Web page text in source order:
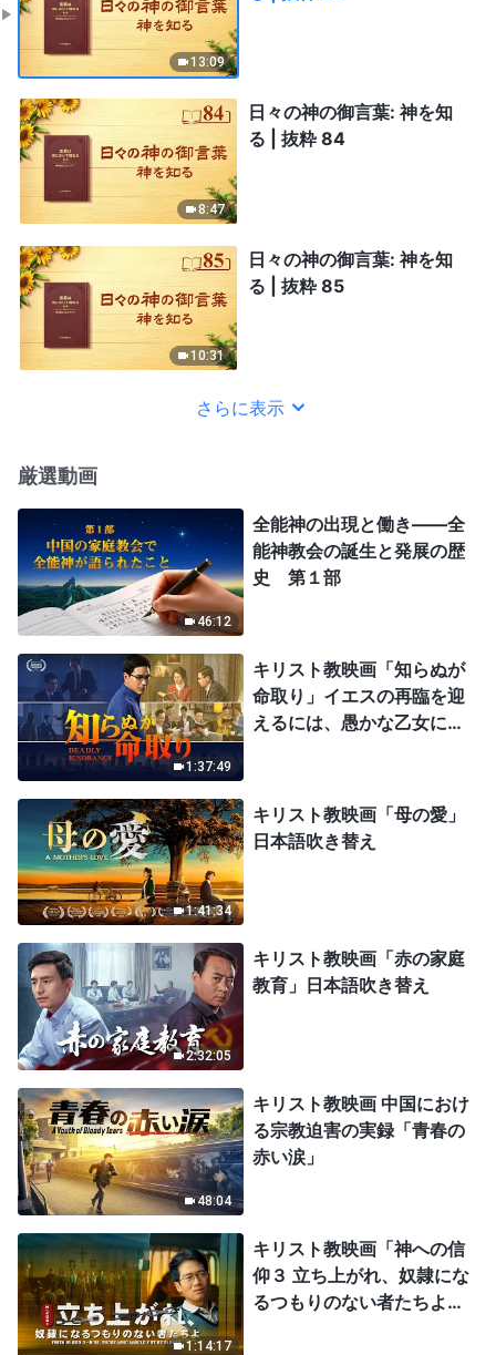
13:09
8:47
日々の神の御言葉: 神を知
る | 抜粋 84
10:31
日々の神の御言葉: 神を知
る | 抜粋 85
さらに表示
厳選動画
46:12
全能神の出現と働き——全
能神教会の誕生と発展の歴
史 第１部
1:37:49
キリスト教映画「知らぬが
命取り」イエスの再臨を迎
えるには、愚かな乙女にな
1:41:34
キリスト教映画「母の愛」
日本語吹き替え
2:32:05
キリスト教映画「赤の家庭
教育」日本語吹き替え
48:04
キリスト教映画 中国におけ
る宗教迫害の実録「青春の
赤い涙」
1:14:17
キリスト教映画「神への信
仰３ 立ち上がれ、奴隷にな
るつもりのない者たちよ」